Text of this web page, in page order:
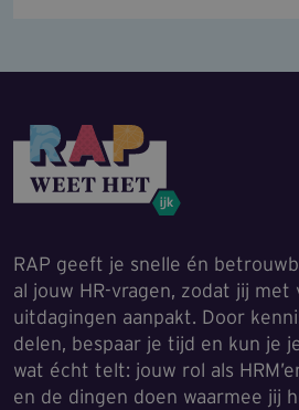
RAP geeft je snelle én
al jouw HR-vragen, zodat jij
uitdagingen aanpakt. Door
delen, bespaar je tijd en kun je
wat écht telt: jouw rol als
en de dingen doen waarmee jij